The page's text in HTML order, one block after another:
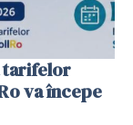
tarifelor
va începe